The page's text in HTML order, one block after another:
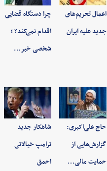
اعمال تحریم‌های
جدید علیه ایران
چرا دستگاه قضایی
اقدام نمی‌کند؟ ؛
شخصی خبر…
حاج علی‌اکبری:
گزارش‌هایی از
حمایت مالی…
شاهکار جدید
ترامپ خیالاتی
احمق